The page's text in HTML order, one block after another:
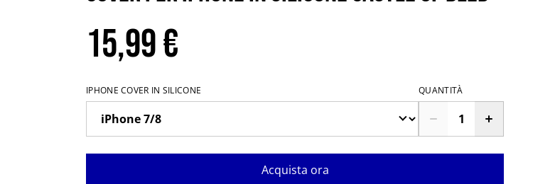
15,99 €
IPHONE COVER IN SILICONE QUANTITÀ
Acquista ora